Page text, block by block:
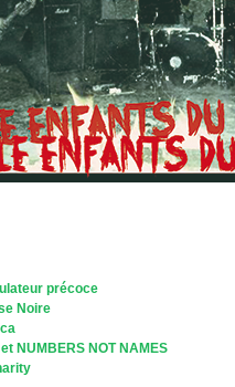
précoce
Noire
NUMBERS NOT NAMES